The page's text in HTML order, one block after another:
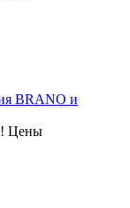
BRANO и
Цены